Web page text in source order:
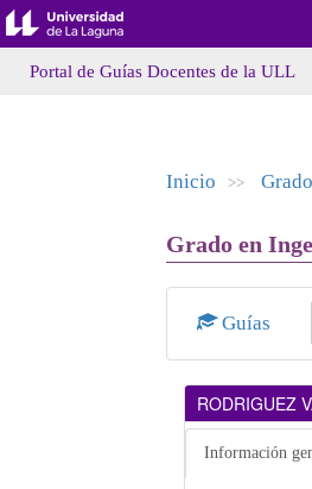
Portal de Guías Docentes de la ULL
Inicio >>
Grado en
Guías
RODRIGUEZ
Información